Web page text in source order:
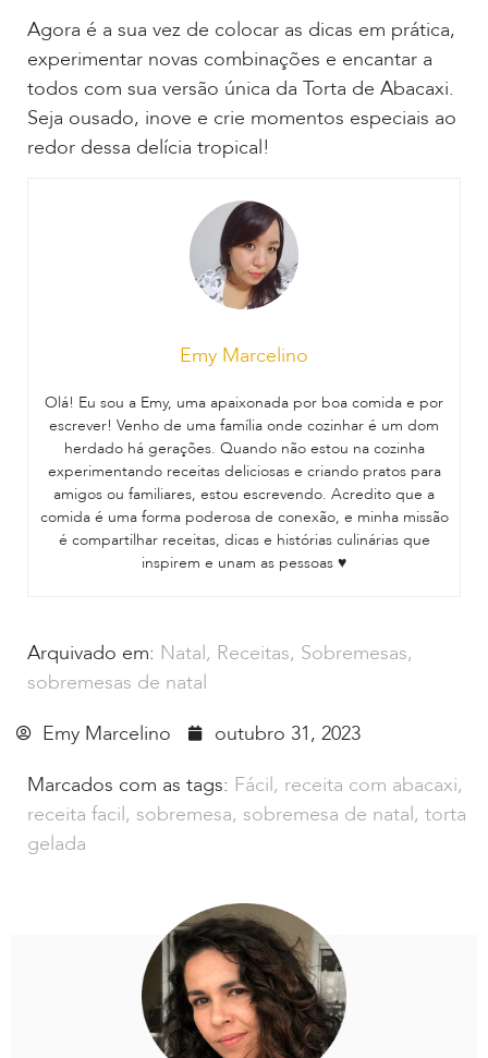
Agora é a sua vez de colocar as dicas em prática,
experimentar novas combinações e encantar a
todos com sua versão única da Torta de Abacaxi.
Seja ousado, inove e crie momentos especiais ao
redor dessa delícia tropical!
Emy Marcelino
Olá! Eu sou a Emy, uma apaixonada por boa comida e por
escrever! Venho de uma família onde cozinhar é um dom
herdado há gerações. Quando não estou na cozinha
experimentando receitas deliciosas e criando pratos para
amigos ou familiares, estou escrevendo. Acredito que a
comida é uma forma poderosa de conexão, e minha missão
é compartilhar receitas, dicas e histórias culinárias que
inspirem e unam as pessoas ♥
Arquivado em: Natal, Receitas, Sobremesas,
sobremesas de natal
Emy Marcelino
outubro 31, 2023
Marcados com as tags: Fácil, receita com abacaxi,
receita facil, sobremesa, sobremesa de natal, torta
gelada